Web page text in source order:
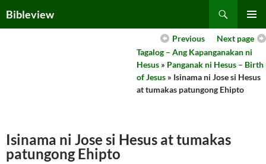
toBibleview
MENU
Next page
Previous
Tagalog – Ang Kapanganakan ni
Hesus » Panganak ni Hesus – Birth
of Jesus » Isinama ni Jose si Hesus
at tumakas patungong Ehipto
Isinama ni Jose si Hesus at tumakas
patungong Ehipto